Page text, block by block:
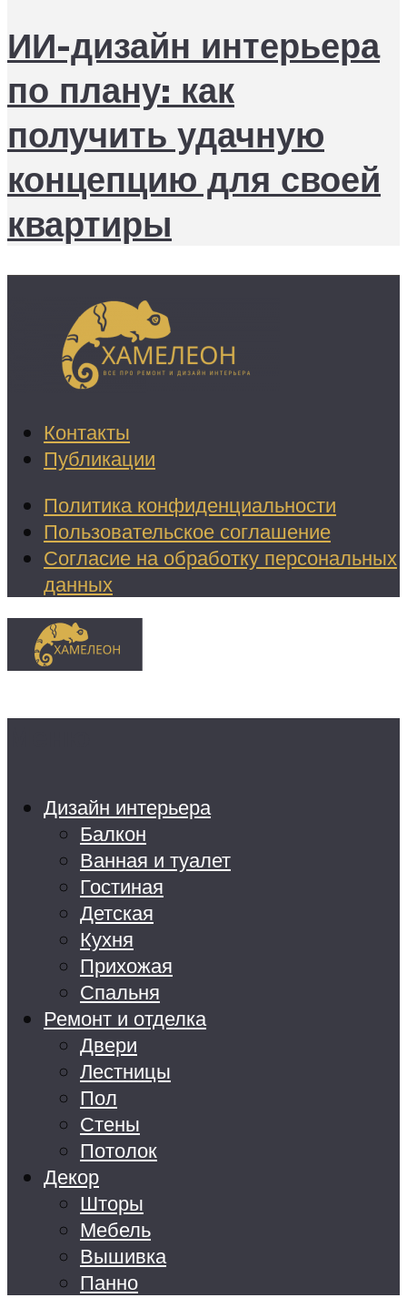
ИИ-дизайн интерьера
по плану: как
получить удачную
концепцию для своей
квартиры
Контакты
Публикации
Политика конфиденциальности
Пользовательское соглашение
Согласие на обработку персональных
данных
Дизайн интерьера
Балкон
Ванная и туалет
Гостиная
Детская
Кухня
Прихожая
Спальня
Ремонт и отделка
Двери
Лестницы
Пол
Стены
Потолок
Декор
Шторы
Мебель
Вышивка
Панно